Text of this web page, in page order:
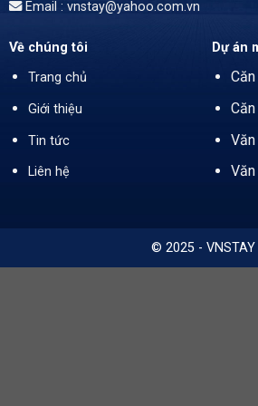
Email : vnstay@yahoo.com.vn
Về chúng tôi
Trang chủ
Giới thiệu
Tin tức
Liên hệ
Dự án
© 2025 - VNSTAY